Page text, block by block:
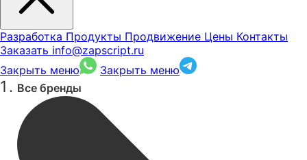
Разработка Продукты Продвижение Цены Контакты
Заказать info@zapscript.ru
Закрыть меню
Закрыть меню
Все бренды